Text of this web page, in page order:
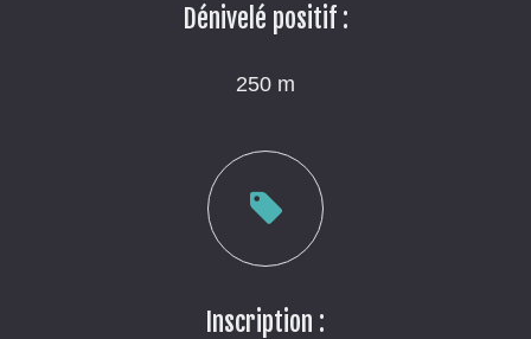
Dénivelé positif :
250 m
Inscription :